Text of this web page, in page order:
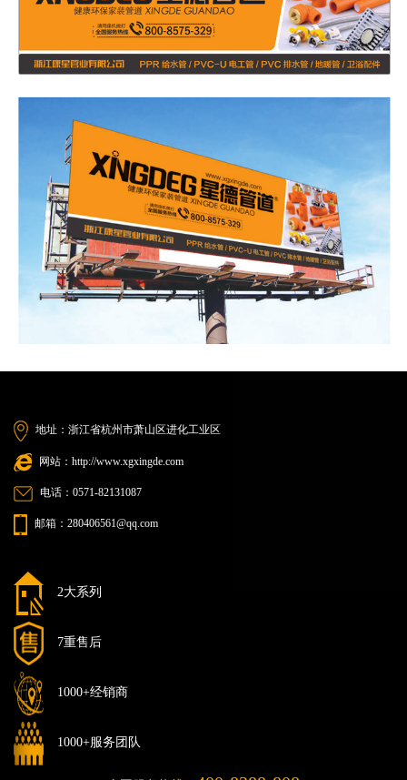
地址：浙江省杭州市萧山区进化工业区
网站：http://www.xgxingde.com
电话：0571-82131087
邮箱：280406561@qq.com
2大系列
7重售后
1000+经销商
1000+服务团队